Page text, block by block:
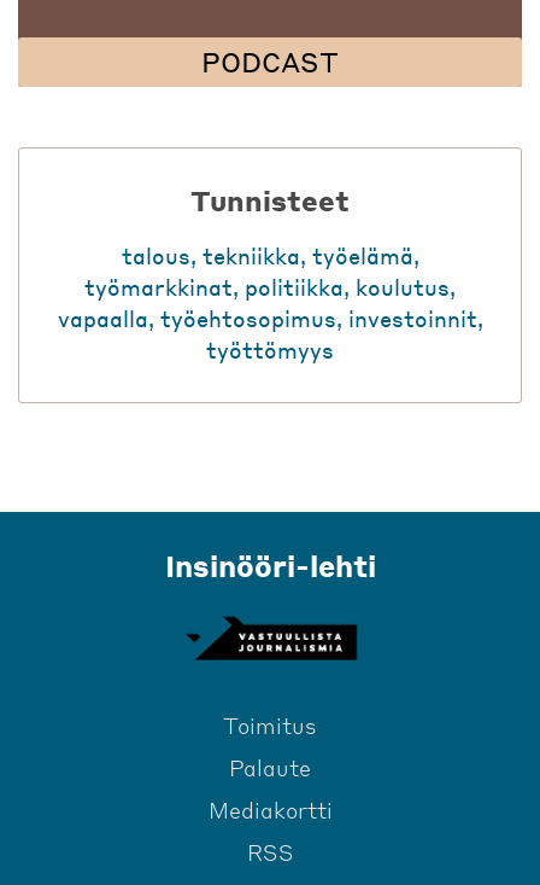
PODCAST
Tunnisteet
talous, tekniikka, työelämä,
työmarkkinat, politiikka, koulutus,
vapaalla, työehtosopimus, investoinnit,
työttömyys
Insinööri-lehti
Toimitus
Palaute
Mediakortti
RSS